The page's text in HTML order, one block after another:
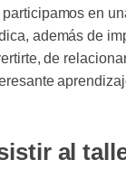
en
además de
de
al